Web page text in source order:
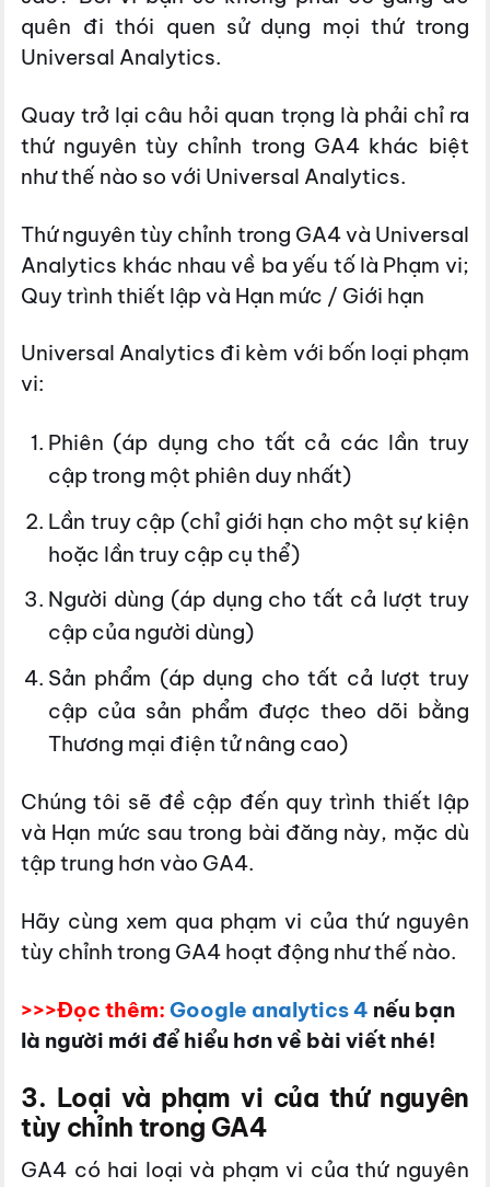
quên đi thói quen sử dụng mọi thứ trong
Universal Analytics.
Quay trở lại câu hỏi quan trọng là phải chỉ ra
thứ nguyên tùy chỉnh trong GA4 khác biệt
như thế nào so với Universal Analytics.
Thứ nguyên tùy chỉnh trong GA4 và Universal
Analytics khác nhau về ba yếu tố là Phạm vi;
Quy trình thiết lập và Hạn mức / Giới hạn
Universal Analytics đi kèm với bốn loại phạm
vi:
Phiên (áp dụng cho tất cả các lần truy
cập trong một phiên duy nhất)
Lần truy cập (chỉ giới hạn cho một sự kiện
hoặc lần truy cập cụ thể)
Người dùng (áp dụng cho tất cả lượt truy
cập của người dùng)
Sản phẩm (áp dụng cho tất cả lượt truy
cập của sản phẩm được theo dõi bằng
Thương mại điện tử nâng cao)
Chúng tôi sẽ đề cập đến quy trình thiết lập
và Hạn mức sau trong bài đăng này, mặc dù
tập trung hơn vào GA4.
Hãy cùng xem qua phạm vi của thứ nguyên
tùy chỉnh trong GA4 hoạt động như thế nào.
>>>Đọc thêm: Google analytics 4 nếu bạn
là người mới để hiểu hơn về bài viết nhé!
3. Loại và phạm vi của thứ nguyên
tùy chỉnh trong GA4
GA4 có hai loại và phạm vi của thứ nguyên